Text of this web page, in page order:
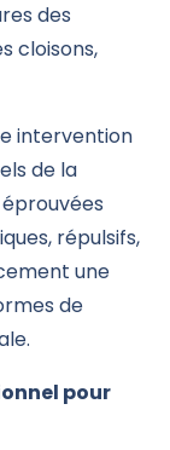
des
cloisons,
intervention
de la
répulsifs,
une
de
pour